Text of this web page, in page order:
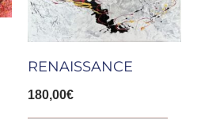
RENAISSANCE
180,00€